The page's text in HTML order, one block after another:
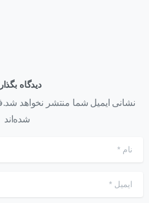
دیدگاه
نشانی ایمیل شما منتشر نخواهد
شده‌اند
*
ایمیل